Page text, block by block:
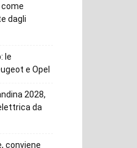
dagli
le
e Opel
2028,
da
conviene